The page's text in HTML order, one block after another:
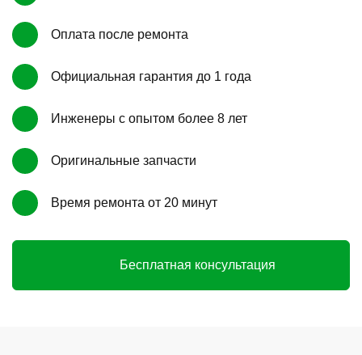
Оплата после ремонта
Официальная гарантия до 1 года
Инженеры с опытом более 8 лет
Оригинальные запчасти
Время ремонта от 20 минут
Бесплатная консультация